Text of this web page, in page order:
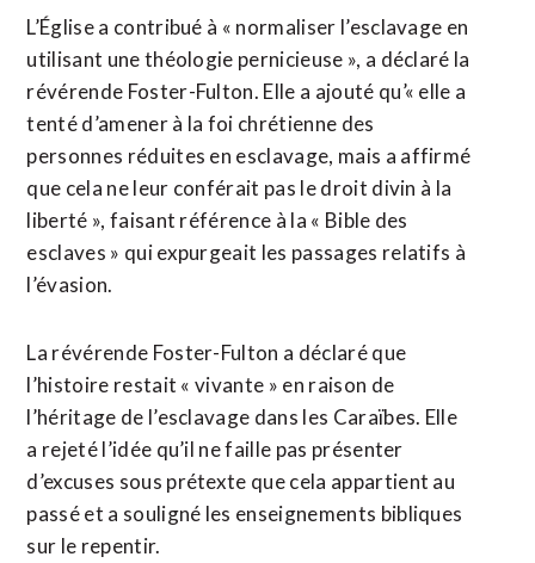
L’Église a contribué à « normaliser l’esclavage en
utilisant une théologie pernicieuse », a déclaré la
révérende Foster-Fulton. Elle a ajouté qu’« elle a
tenté d’amener à la foi chrétienne des
personnes réduites en esclavage, mais a affirmé
que cela ne leur conférait pas le droit divin à la
liberté », faisant référence à la « Bible des
esclaves » qui expurgeait les passages relatifs à
l’évasion.
La révérende Foster-Fulton a déclaré que
l’histoire restait « vivante » en raison de
l’héritage de l’esclavage dans les Caraïbes. Elle
a rejeté l’idée qu’il ne faille pas présenter
d’excuses sous prétexte que cela appartient au
passé et a souligné les enseignements bibliques
sur le repentir.